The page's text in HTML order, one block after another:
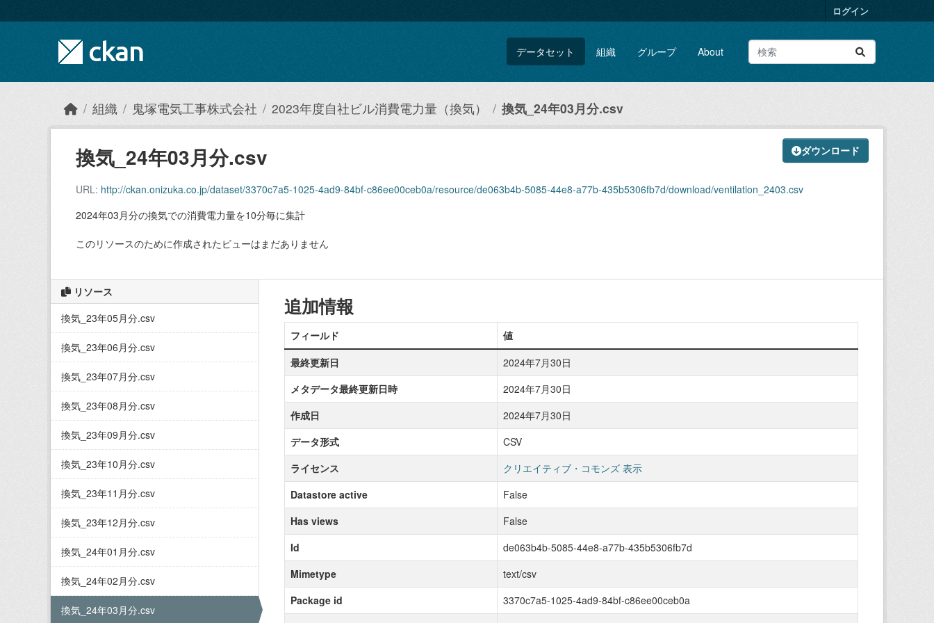
ログイン
データセット 組織 グループ About
組織 鬼塚電気工事株式会社 2023年度自社ビル消費電力量（換気） 換気_24年03月分.csv
ダウンロード
換気_24年03月分.csv
URL: http://ckan.onizuka.co.jp/dataset/3370c7a5-1025-4ad9-84bf-c86ee00ceb0a/resource/de063b4b-5085-44e8-a77b-435b5306fb7d/download/ventilation_2403.csv
2024年03月分の換気での消費電力量を10分毎に集計
このリソースのために作成されたビューはまだありません
リソース
換気_23年05月分.csv
換気_23年06月分.csv
換気_23年07月分.csv
換気_23年08月分.csv
換気_23年09月分.csv
換気_23年10月分.csv
換気_23年11月分.csv
換気_23年12月分.csv
換気_24年01月分.csv
換気_24年02月分.csv
換気_24年03月分.csv
追加情報
フィールド
値
最終更新日
2024年7月30日
メタデータ最終更新日時
2024年7月30日
作成日
2024年7月30日
データ形式
CSV
ライセンス
クリエイティブ・コモンズ 表示
Datastore active
False
Has views
False
Id
de063b4b-5085-44e8-a77b-435b5306fb7d
Mimetype
text/csv
Package id
3370c7a5-1025-4ad9-84bf-c86ee00ceb0a